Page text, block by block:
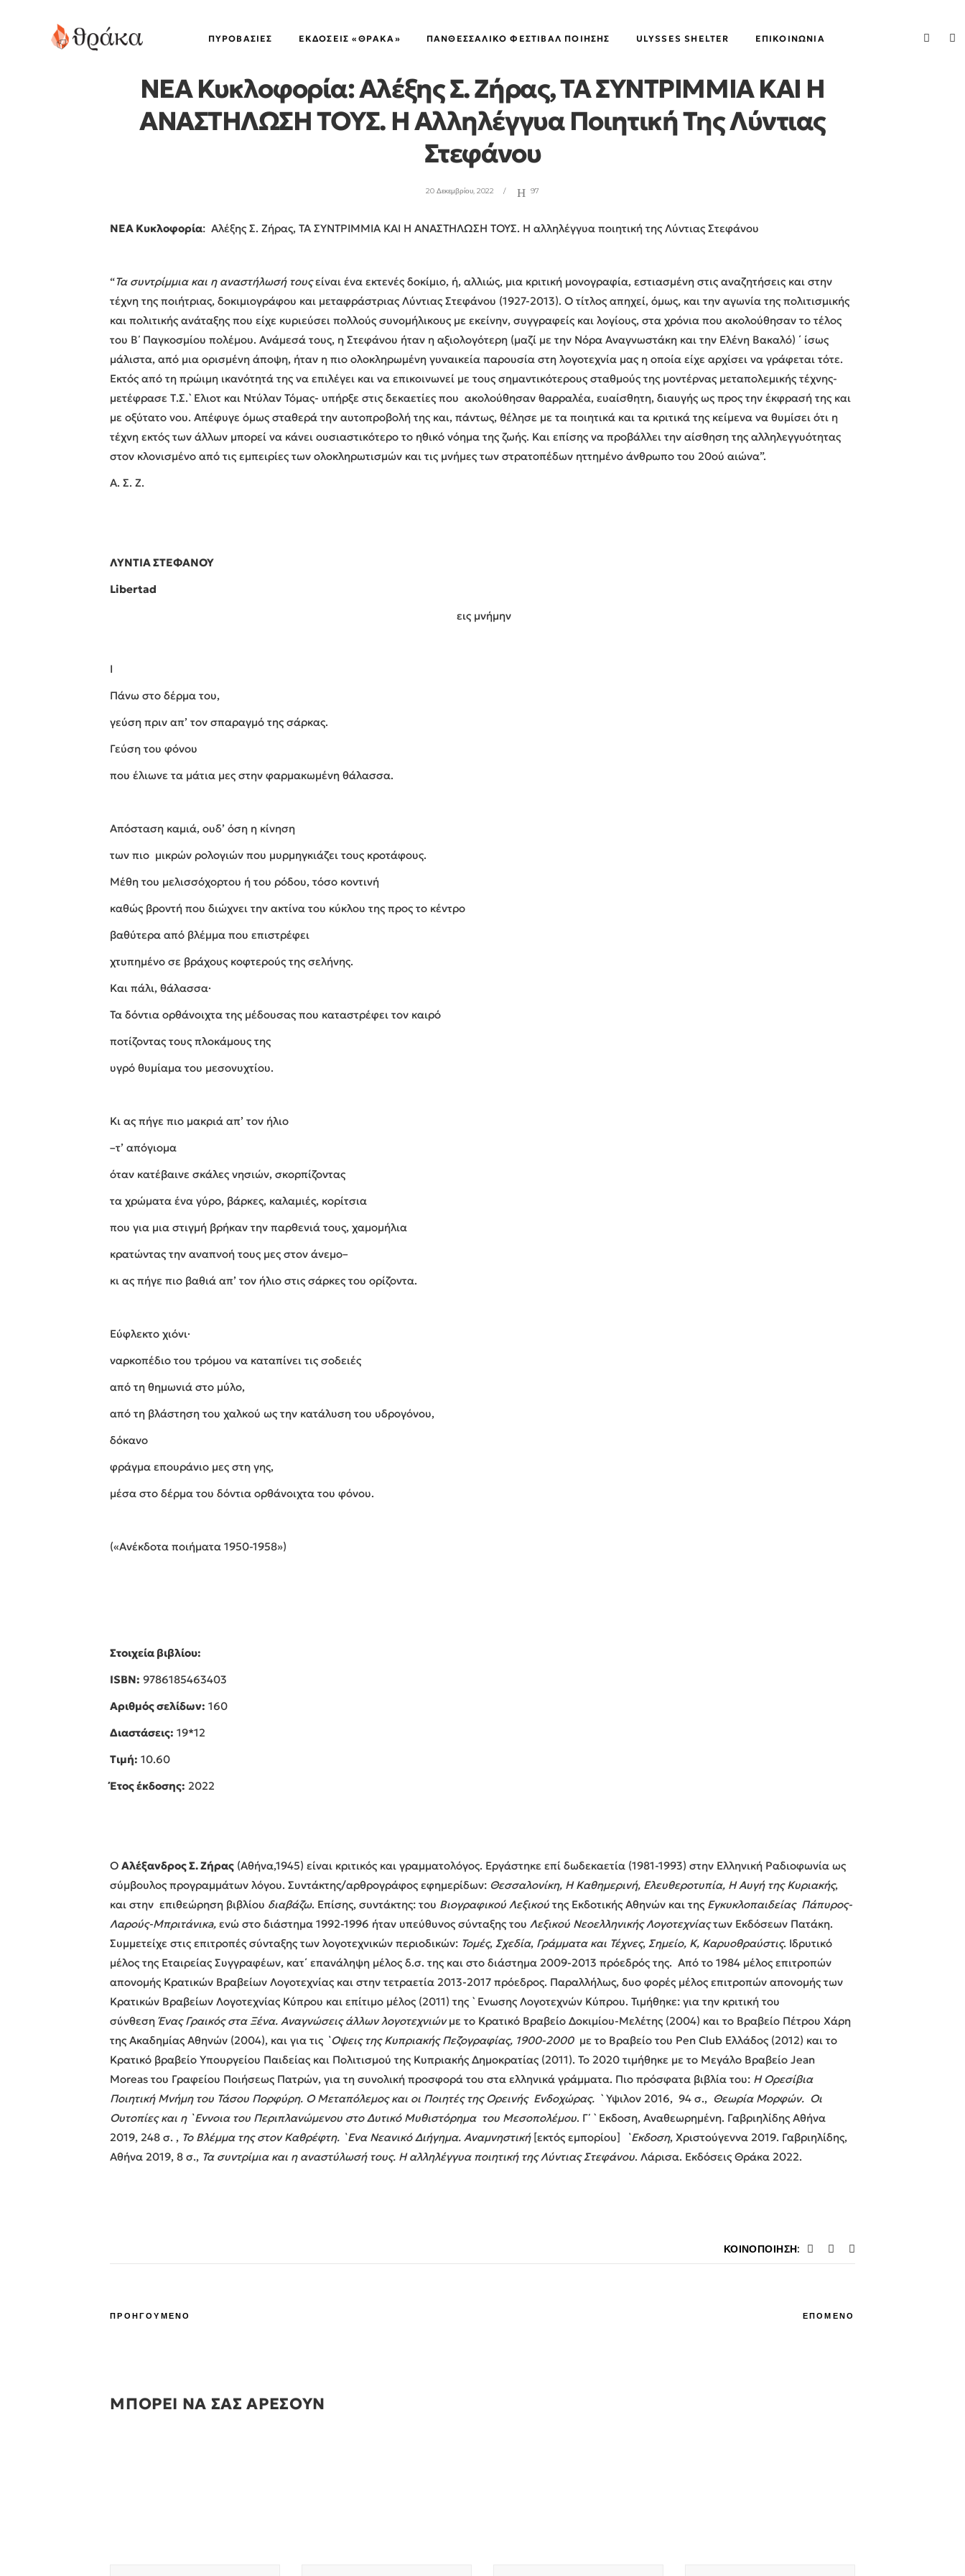
ΠΥΡΟΒΑΣΊΕΣ EΚΔΌΣΕΙΣ «ΘΡΑΚΑ» ΠΑΝΘΕΣΣΑΛΙΚΌ ΦΕΣΤΙΒΆΛ ΠΟΊΗΣΗΣ ULYSSES SHELTER ΕΠΙΚΟΙΝΩΝΊΑ
ΕΚΔΌΣΕΙΣ "ΘΡΆΚΑ"
ΝΕΑ Κυκλοφορία: Αλέξης Σ. Ζήρας, ΤΑ ΣΥΝΤΡΙΜΜΙΑ ΚΑΙ Η
ΑΝΑΣΤΗΛΩΣΗ ΤΟΥΣ. Η Αλληλέγγυα Ποιητική Της Λύντιας
Στεφάνου
20 Δεκεμβρίου, 2022 97
ΝΕΑ Κυκλοφορία: Αλέξης Σ. Ζήρας, ΤΑ ΣΥΝΤΡΙΜΜΙΑ ΚΑΙ Η ΑΝΑΣΤΗΛΩΣΗ ΤΟΥΣ. Η αλληλέγγυα ποιητική της Λύντιας Στεφάνου
“Τα συντρίμμια και η αναστήλωσή τουςείναι ένα εκτενές δοκίμιο, ή, αλλιώς, μια κριτική μονογραφία, εστιασμένη στις αναζητήσεις και στην
τέχνη της ποιήτριας, δοκιμιογράφου και μεταφράστριας Λύντιας Στεφάνου (1927-2013). Ο τίτλος απηχεί, όμως, και την αγωνία της πολιτισμικής
και πολιτικής ανάταξης που είχε κυριεύσει πολλούς συνομήλικους με εκείνην, συγγραφείς και λογίους, στα χρόνια που ακολούθησαν το τέλος
του Β΄ Παγκοσμίου πολέμου. Ανάμεσά τους, η Στεφάνου ήταν η αξιολογότερη (μαζί με την Νόρα Αναγνωστάκη και την Ελένη Βακαλό) ΄ ίσως
μάλιστα, από μια ορισμένη άποψη, ήταν η πιο ολοκληρωμένη γυναικεία παρουσία στη λογοτεχνία μας η οποία είχε αρχίσει να γράφεται τότε.
Εκτός από τη πρώιμη ικανότητά της να επιλέγει και να επικοινωνεί με τους σημαντικότερους σταθμούς της μοντέρνας μεταπολεμικής τέχνης-
μετέφρασε Τ.Σ.`Ελιοτ και Ντύλαν Τόμας- υπήρξε στις δεκαετίες που ακολούθησαν θαρραλέα, ευαίσθητη, διαυγής ως προς την έκφρασή της και
με οξύτατο νου. Απέφυγε όμως σταθερά την αυτοπροβολή της και, πάντως, θέλησε με τα ποιητικά και τα κριτικά της κείμενα να θυμίσει ότι η
τέχνη εκτός των άλλων μπορεί να κάνει ουσιαστικότερο το ηθικό νόημα της ζωής. Και επίσης να προβάλλει την αίσθηση της αλληλεγγυότητας
στον κλονισμένο από τις εμπειρίες των ολοκληρωτισμών και τις μνήμες των στρατοπέδων ηττημένο άνθρωπο του 20ού αιώνα”.
Α. Σ. Ζ.
ΛΥΝΤΙΑ ΣΤΕΦΑΝΟΥ
Libertad
εις μνήμην
I
Πάνω στο δέρμα του,
γεύση πριν απ’ τον σπαραγμό της σάρκας.
Γεύση του φόνου
που έλιωνε τα μάτια μες στην φαρμακωμένη θάλασσα.
Απόσταση καμιά, ουδ’ όση η κίνηση
των πιο μικρών ρολογιών που μυρμηγκιάζει τους κροτάφους.
Μέθη του μελισσόχορτου ή του ρόδου, τόσο κοντινή
καθώς βροντή που διώχνει την ακτίνα του κύκλου της προς το κέντρο
βαθύτερα από βλέμμα που επιστρέφει
χτυπημένο σε βράχους κοφτερούς της σελήνης.
Και πάλι, θάλασσα·
Τα δόντια ορθάνοιχτα της μέδουσας που καταστρέφει τον καιρό
ποτίζοντας τους πλοκάμους της
υγρό θυμίαμα του μεσονυχτίου.
Κι ας πήγε πιο μακριά απ’ τον ήλιο
–τ’ απόγιομα
όταν κατέβαινε σκάλες νησιών, σκορπίζοντας
τα χρώματα ένα γύρο, βάρκες, καλαμιές, κορίτσια
που για μια στιγμή βρήκαν την παρθενιά τους, χαμομήλια
κρατώντας την αναπνοή τους μες στον άνεμο–
κι ας πήγε πιο βαθιά απ’ τον ήλιο στις σάρκες του ορίζοντα.
Εύφλεκτο χιόνι·
ναρκοπέδιο του τρόμου να καταπίνει τις σοδειές
από τη θημωνιά στο μύλο,
από τη βλάστηση του χαλκού ως την κατάλυση του υδρογόνου,
δόκανο
φράγμα επουράνιο μες στη γης,
μέσα στο δέρμα του δόντια ορθάνοιχτα του φόνου.
(«Ανέκδοτα ποιήματα 1950-1958»)
Στοιχεία βιβλίου:
ISBN: 9786185463403
Αριθμός σελίδων: 160
Διαστάσεις: 19*12
Τιμή: 10.60
Έτος έκδοσης: 2022
ΟAλέξανδρος Σ. Ζήρας (Αθήνα,1945) είναι κριτικός και γραμματολόγος. Eργάστηκε επί δωδεκαετία (1981-1993) στην Ελληνική Ραδιοφωνία ως
σύμβουλος προγραμμάτων λόγου. Συντάκτης/αρθρογράφος εφημερίδων: Θεσσαλονίκη, Η Καθημερινή, Ελευθεροτυπία, Η Αυγή της Κυριακής,
και στην επιθεώρηση βιβλίου διαβάζω. Επίσης, συντάκτης: του Βιογραφικού Λεξικούτης Εκδοτικής Αθηνών και της Εγκυκλοπαιδείας Πάπυρος-
Λαρούς-Μπριτάνικa,ενώ στο διάστημα 1992-1996 ήταν υπεύθυνος σύνταξης τουΛεξικού Νεοελληνικής Λογοτεχνίαςτων Εκδόσεων Πατάκη.
Συμμετείχε στις επιτροπές σύνταξης των λογοτεχνικών περιοδικών: Τομές, Σχεδία, Γράμματα και Τέχνες, Σημείο, Κ, Καρυοθραύστις. Ιδρυτικό
μέλος της Εταιρείας Συγγραφέων, κατ΄ επανάληψη μέλος δ.σ. της και στο διάστημα 2009-2013 πρόεδρός της. Από το 1984 μέλος επιτροπών
απονομής Κρατικών Βραβείων Λογοτεχνίας και στην τετραετία 2013-2017 πρόεδρος. Παραλλήλως, δυο φορές μέλος επιτροπών απονομής των
Κρατικών Βραβείων Λογοτεχνίας Κύπρου και επίτιμο μέλος (2011) της `Ενωσης Λογοτεχνών Κύπρου. Τιμήθηκε: για την κριτική του
σύνθεσηΈνας Γραικός στα Ξένα. Αναγνώσεις άλλων λογοτεχνιώνμε το Κρατικό Βραβείο Δοκιμίου-Μελέτης (2004) και το Βραβείο Πέτρου Χάρη
της Ακαδημίας Αθηνών (2004), και για τις `Οψεις της Κυπριακής Πεζογραφίας, 1900-2000 με το Βραβείο του Pen Club Eλλάδος (2012) και το
Κρατικό βραβείο Υπουργείου Παιδείας και Πολιτισμού της Κυπριακής Δημοκρατίας (2011). Το 2020 τιμήθηκε με το Μεγάλο Βραβείο Jean
Moreas του Γραφείου Ποιήσεως Πατρών, για τη συνολική προσφορά του στα ελληνικά γράμματα. Πιο πρόσφατα βιβλία του: Η Ορεσίβια
Ποιητική Μνήμη του Τάσου Πορφύρη. Ο Μεταπόλεμος και οι Ποιητές της Ορεινής Ενδοχώρας. `Υψιλον 2016, 94 σ., Θεωρία Μορφών. Οι
Ουτοπίες και η `Εννοια του Περιπλανώμενου στο Δυτικό Μυθιστόρημα του Μεσοπολέμου. Γ΄ `Εκδοση, Αναθεωρημένη. Γαβριηλίδης Αθήνα
2019, 248 σ. , Το Βλέμμα της στον Καθρέφτη. `Ενα Νεανικό Διήγημα. Αναμνηστική [εκτός εμπορίου] `Εκδοση, Χριστούγεννα 2019. Γαβριηλίδης,
Αθήνα 2019, 8 σ., Τα συντρίμια και η αναστύλωσή τους. Η αλληλέγγυα ποιητική της Λύντιας Στεφάνου. Λάρισα. Εκδόσεις Θράκα 2022.
ΚΟΙΝΟΠΟΊΗΣΗ:
ΠΡΟΗΓΟΥΜΕΝΟ ΕΠΟΜΕΝΟ
ΜΠΟΡΕΙ ΝΑ ΣΑΣ ΑΡΕΣΟΥΝ